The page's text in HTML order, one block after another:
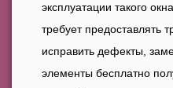
эксплуатации такого
требует предоставлять
исправить дефекты,
элементы бесплатно